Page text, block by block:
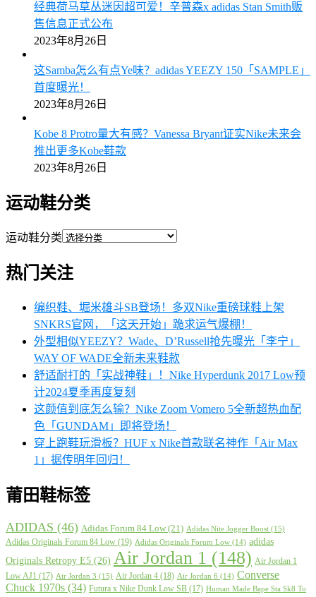
经典荷马草丛迷因超可爱！辛普森x adidas Stan Smith贩
售信息正式公布
2023年8月26日
这Samba怎么有点Ye味？adidas YEEZY 150「SAMPLE」
首度曝光！
2023年8月26日
Kobe 8 Protro量大有感？Vanessa Bryant证实Nike未来会
推出更多Kobe鞋款
2023年8月26日
运动鞋分类
运动鞋分类
热门关注
编织鞋、堀米雄斗SB登场！多双Nike重磅球鞋上架
SNKRS官网，「这天开始」跪求运气爆棚！
外型相似YEEZY？Wade、D’Russell抢先曝光「李宁」
WAY OF WADE全新未来鞋款
舒适耐打的「实战神鞋」！Nike Hyperdunk 2017 Low预
计2024夏季再度复刻
这颜值到底怎么输？Nike Zoom Vomero 5全新超热血配
色「GUNDAM」即将登场！
穿上跑鞋玩滑板？HUF x Nike首款联名神作「Air Max
1」据传明年回归！
莆田鞋标签
ADIDAS (46) Adidas Forum 84 Low (21) Adidas Nite Jogger Boost (15)
Adidas Originals Forum 84 Low (19) Adidas Originals Forum Low (14) adidas
Originals Retropy E5 (26) Air Jordan 1 (148) Air Jordan 1
Low AJ1 (17) Air Jordan 3 (15) Air Jordan 4 (18) Air Jordan 6 (14) Converse
Chuck 1970s (34) Futura x Nike Dunk Low SB (17) Human Made Bape Sta Sk8 To